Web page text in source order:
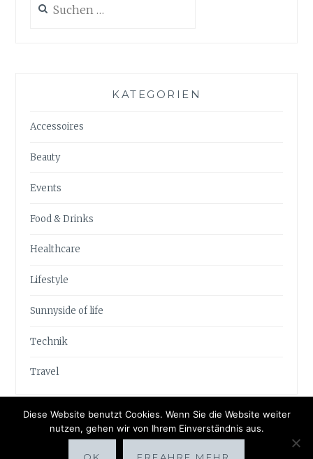
nach:
KATEGORIEN
Accessoires
Beauty
Events
Food & Drinks
Healthcare
Lifestyle
Sunnyside of life
Technik
Travel
Diese Website benutzt Cookies. Wenn Sie die Website weiter
nutzen, gehen wir von Ihrem Einverständnis aus.